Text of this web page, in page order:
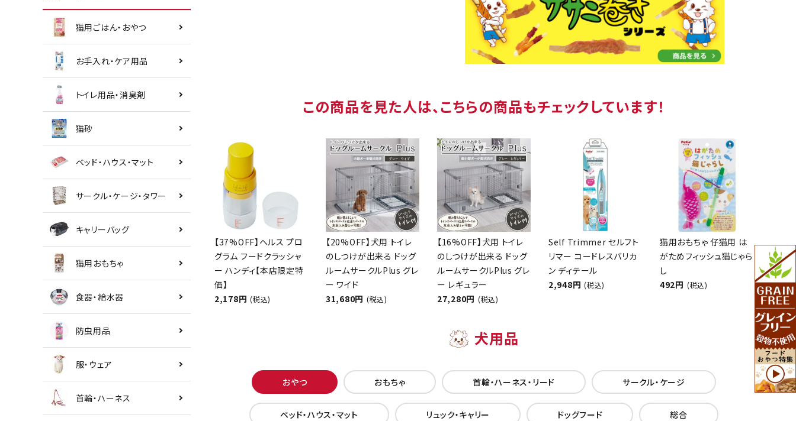
猫用ごはん・おやつ
お手入れ・ケア用品
トイレ用品・消臭剤
猫砂
ベッド・ハウス・マット
サークル・ケージ・タワー
キャリーバッグ
猫用おもちゃ
食器・給水器
防虫用品
服・ウェア
首輪・ハーネス
この商品を見た人は、こちらの商品もチェックしています！
【37%OFF】ヘルス プロ
グラム フードクラッシャ
ー ハンディ【本店限定特
価】
2,178円 (税込)
【20%OFF】犬用 トイレ
のしつけが出来る ドッグ
ルームサークルPlus グレ
ー ワイド
31,680円 (税込)
【16%OFF】犬用 トイレ
のしつけが出来る ドッグ
ルームサークルPlus グレ
ー レギュラー
27,280円 (税込)
Self Trimmer セルフト
リマー コードレスバリカ
ン ディテール
2,948円 (税込)
猫用おもちゃ 仔猫用 は
がためフィッシュ猫じゃら
し
492円 (税込)
犬用品
おやつ おもちゃ 首輪・ハーネス・リード サークル・ケージ
ベッド・ハウス・マット リュック・キャリー ドッグフード 総合